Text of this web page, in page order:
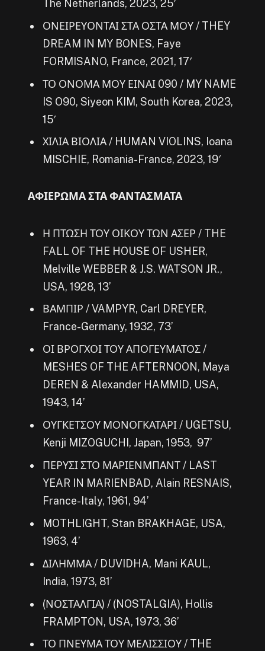
The Netherlands, 2023, 25′
ΟΝΕΙΡΕΥΟΝΤΑΙ ΣΤΑ ΟΣΤΑ ΜΟΥ / THEY
DREAM IN MY BONES, Faye
FORMISANO, France, 2021, 17′
ΤΟ ΟΝΟΜΑ ΜΟΥ ΕΙΝΑΙ 090 / MY NAME
IS O90, Siyeon KIM, South Korea, 2023,
15′
ΧΙΛΙΑ ΒΙΟΛΙΑ / HUMAN VIOLINS, Ioana
MISCHIE, Romania-France, 2023, 19′
ΑΦΙΕΡΩΜΑ ΣΤΑ ΦΑΝΤΑΣΜΑΤΑ
Η ΠΤΩΣΗ ΤΟΥ ΟΙΚΟΥ ΤΩΝ ΑΣΕΡ / THE
FALL OF THE HOUSE OF USHER,
Melville WEBBER & J.S. WATSON JR.,
USA, 1928, 13’
ΒΑΜΠΙΡ / VAMPYR, Carl DREYER,
France-Germany, 1932, 73’
ΟΙ ΒΡΟΓΧΟΙ ΤΟΥ ΑΠΟΓΕΥΜΑΤΟΣ /
MESHES OF THE AFTERNOON, Maya
DEREN & Alexander HAMMID, USA,
1943, 14’
ΟΥΓΚΕΤΣΟΥ ΜΟΝΟΓΚΑΤΑΡΙ / UGETSU,
Kenji MIZOGUCHI, Japan, 1953, 97’
ΠΕΡΥΣΙ ΣΤΟ ΜΑΡΙΕΝΜΠΑΝΤ / LAST
YEAR IN MARIENBAD, Alain RESNAIS,
France-Italy, 1961, 94’
MOTHLIGHT, Stan BRAKHAGE, USA,
1963, 4’
ΔΙΛΗΜΜΑ / DUVIDHA, Mani KAUL,
India, 1973, 81’
(ΝΟΣΤΑΛΓΙΑ) / (NOSTALGIA), Hollis
FRAMPTON, USA, 1973, 36’
ΤΟ ΠΝΕΥΜΑ ΤΟΥ ΜΕΛΙΣΣΙΟΥ / THE